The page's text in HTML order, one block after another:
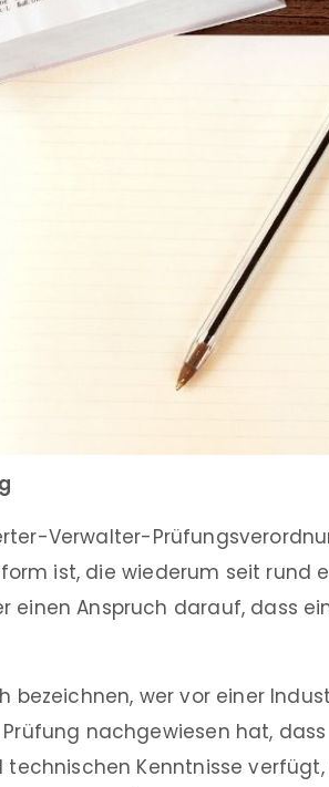
Verwalter-
ist, die wiederum seit rund
einen Anspruch darauf, dass
bezeichnen, wer vor einer
nachgewiesen hat,
Kenntnisse